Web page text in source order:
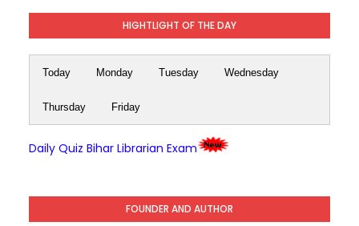
HIGHTLIGHT OF THE DAY
Today Monday Tuesday Wednesday
Thursday Friday
Daily Quiz Bihar Librarian Exam
FOUNDER AND AUTHOR